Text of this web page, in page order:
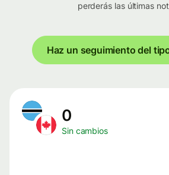
perderás las últimas
Haz un seguimiento del
0
Sin cambios